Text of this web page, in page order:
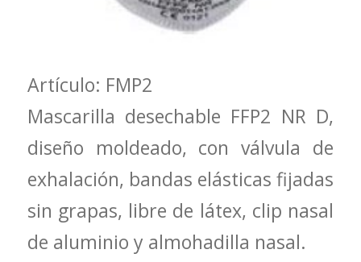
Artículo: FMP2
Mascarilla desechable FFP2 NR D,
diseño moldeado, con válvula de
exhalación, bandas elásticas fijadas
sin grapas, libre de látex, clip nasal
de aluminio y almohadilla nasal.